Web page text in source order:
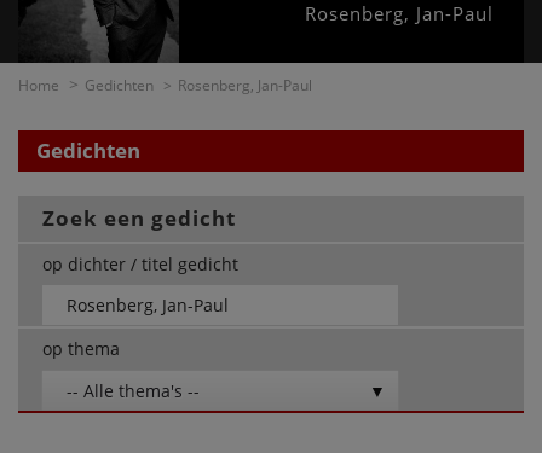
Rosenberg, Jan-Paul
Home Gedichten Rosenberg, Jan-Paul
Gedichten
Zoek een gedicht
op dichter / titel gedicht
op thema
-- Alle thema's --